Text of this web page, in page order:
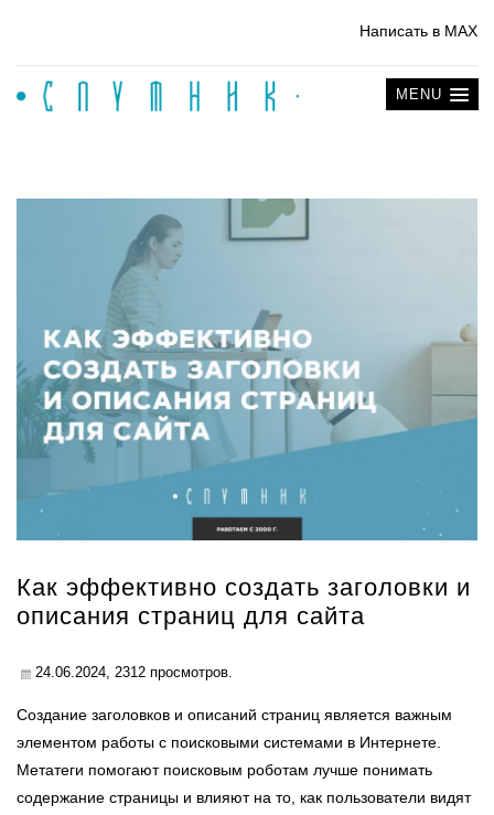
MENU
Написать в MAX
Как эффективно создать заголовки и
описания страниц для сайта
24.06.2024, 2312 просмотров.
Создание заголовков и описаний страниц является важным
элементом работы с поисковыми системами в Интернете.
Метатеги помогают поисковым роботам лучше понимать
содержание страницы и влияют на то, как пользователи видят